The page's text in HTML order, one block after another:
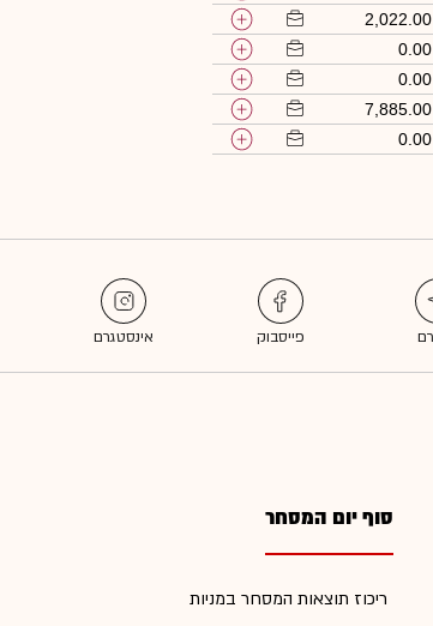
2,022.00
0.00
0.00
7,885.00
0.00
סוף יום המסחר
ריכוז תוצאות המסחר במניות